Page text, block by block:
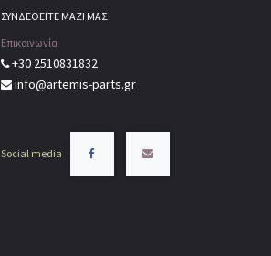
ΣΥΝΔΕΘΕΙΤΕ ΜΑΖΙ ΜΑΣ
Επικοινωνία
+30 2510831832
info@artemis-parts.gr
Social media